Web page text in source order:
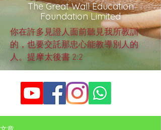
​The Great Wall Education
Foundation Limited
你在許多見證人面前聽見我所教訓
的，也要交託那忠心能教導別人的
人。提摩太後書 2:2